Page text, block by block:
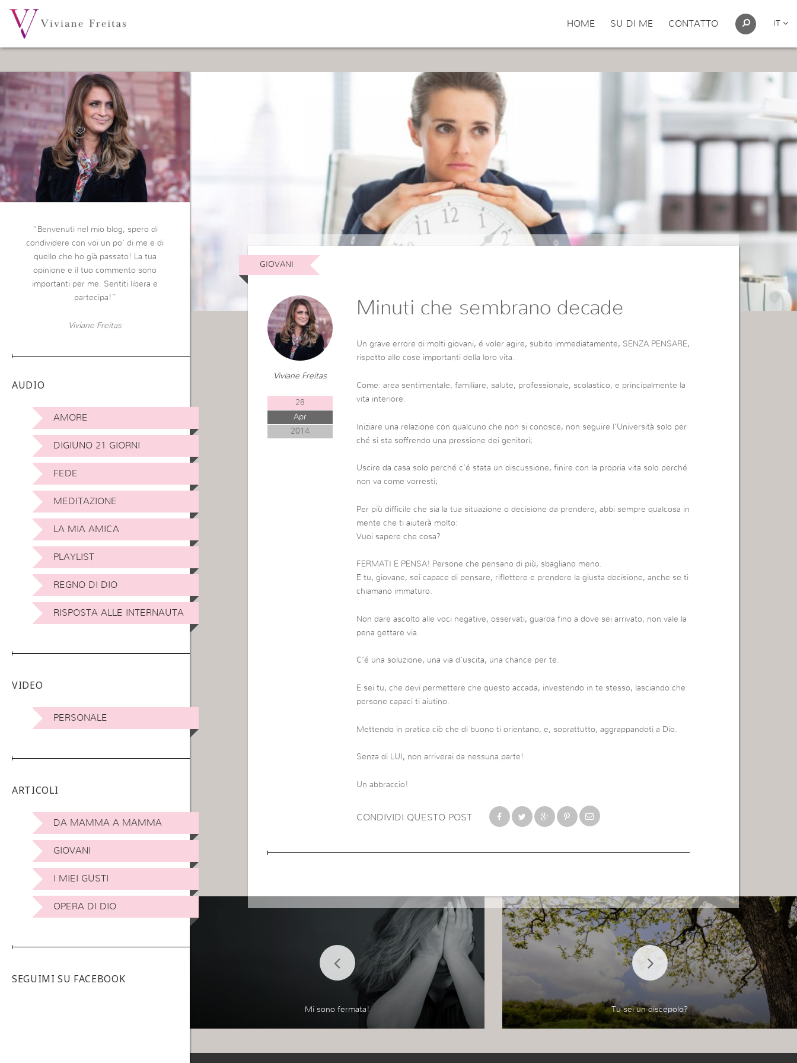
HOME SU DI ME CONTATTO IT
“Benvenuti nel mio blog, spero di
condividere con voi un po’ di me e di
quello che ho già passato! La tua
opinione e il tuo commento sono
importanti per me. Sentiti libera e
partecipa!”
Viviane Freitas
AUDIO
AMORE
DIGIUNO 21 GIORNI
FEDE
MEDITAZIONE
LA MIA AMICA
PLAYLIST
REGNO DI DIO
RISPOSTA ALLE INTERNAUTA
VIDEO
PERSONALE
ARTICOLI
DA MAMMA A MAMMA
GIOVANI
I MIEI GUSTI
OPERA DI DIO
SEGUIMI SU FACEBOOK
GIOVANI
Viviane Freitas
28
Apr
2014
Minuti che sembrano decade
Un grave errore di molti giovani, é voler agire, subito immediatamente, SENZA PENSARE,
rispetto alle cose importanti della loro vita.
Come: area sentimentale, familiare, salute, professionale, scolastico, e principalmente la
vita interiore.
Iniziare una relazione con qualcuno che non si conosce, non seguire l’Università solo per
ché si sta soffrendo una pressione dei genitori;
Uscire da casa solo perché c’é stata un discussione, finire con la propria vita solo perché
non va come vorresti;
Per più difficile che sia la tua situazione o decisione da prendere, abbi sempre qualcosa in
mente che ti aiuterà molto:
Vuoi sapere che cosa?
FERMATI E PENSA! Persone che pensano di più, sbagliano meno.
E tu, giovane, sei capace di pensare, riflettere e prendere la giusta decisione, anche se ti
chiamano immaturo.
Non dare ascolto alle voci negative, osservati, guarda fino a dove sei arrivato, non vale la
pena gettare via.
C’é una soluzione, una via d’uscita, una chance per te.
E sei tu, che devi permettere che questo accada, investendo in te stesso, lasciando che
persone capaci ti aiutino.
Mettendo in pratica ciò che di buono ti orientano, e, soprattutto, aggrappandoti a Dio.
Senza di LUI, non arriverai da nessuna parte!
Un abbraccio!
CONDIVIDI QUESTO POST
Mi sono fermata! Tu sei un discepolo?